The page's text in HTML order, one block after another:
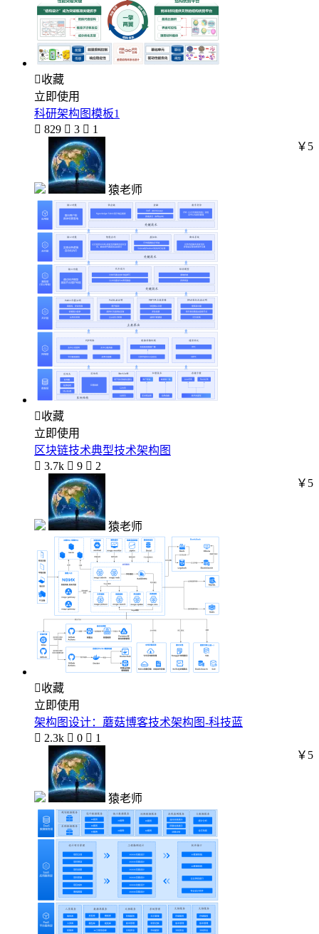
收藏
立即使用
科研架构图模板1
 829  3  1
猿老师
￥5
收藏
立即使用
区块链技术典型技术架构图
 3.7k  9  2
猿老师
￥5
收藏
立即使用
架构图设计：蘑菇博客技术架构图-科技蓝
 2.3k  0  1
猿老师
￥5